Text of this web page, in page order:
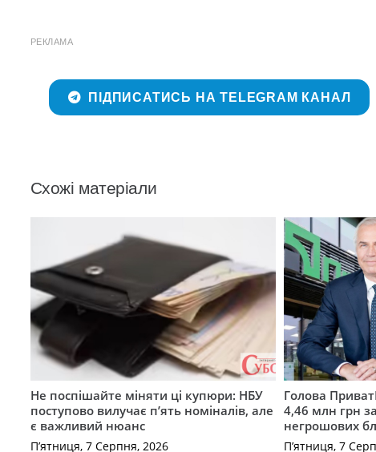
РЕКЛАМА
ПІДПИСАТИСЬ НА TELEGRAM КАНАЛ
Схожі матеріали
Не поспішайте міняти ці купюри: НБУ
поступово вилучає п’ять номіналів, але
є важливий нюанс
П’ятниця, 7 Серпня, 2026
Голова
4,46 млн грн
негрошових
П’ятниця, 7